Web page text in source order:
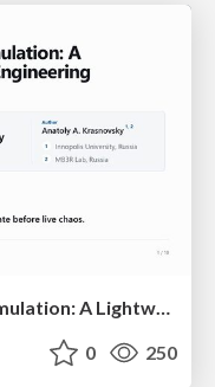
Model Discovery and Graph Simulation: A Lightweight Gateway to Chaos Engineering
0 250